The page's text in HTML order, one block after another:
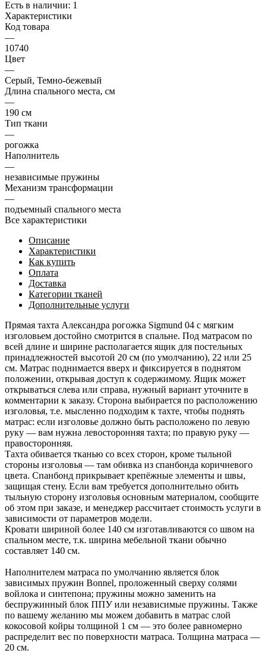
Есть в наличии: 1
Характеристики
Код товара
—
10740
Цвет
—
Серый, Темно-бежевый
Длина спального места, см
—
190 см
Тип ткани
—
рогожка
Наполнитель
—
независимые пружины
Механизм трансформации
—
подъемный спального места
Все характеристики
Описание
Характеристики
Как купить
Оплата
Доставка
Категории тканей
Дополнительные услуги
Прямая тахта Александра рогожка Sigmund 04 с мягким
изголовьем достойно смотрится в спальне. Под матрасом по
всей длине и ширине располагается ящик для постельных
принадлежностей высотой 20 см (по умолчанию), 22 или 25
см. Матрас поднимается вверх и фиксируется в поднятом
положении, открывая доступ к содержимому. Ящик может
открываться слева или справа, нужный вариант уточните в
комментарии к заказу. Сторона выбирается по расположению
изголовья, т.е. мысленно подходим к тахте, чтобы поднять
матрас: если изголовье должно быть расположено по левую
руку — вам нужна левосторонняя тахта; по правую руку —
правосторонняя.
Тахта обивается тканью со всех сторон, кроме тыльной
стороны изголовья — там обивка из спанбонда коричневого
цвета. Спанбонд прикрывает крепёжные элементы и швы,
защищая стену. Если вам требуется дополнительно обить
тыльную сторону изголовья основным материалом, сообщите
об этом при заказе, и менеджер рассчитает стоимость услуги в
зависимости от параметров модели.
Кровати шириной более 140 см изготавливаются со швом на
спальном месте, т.к. ширина мебельной ткани обычно
составляет 140 см.
Наполнителем матраса по умолчанию является блок
зависимых пружин Bonnel, проложенный сверху солями
войлока и синтепона; пружины можно заменить на
беспружинный блок ППУ или независимые пружины. Также
по вашему желанию мы можем добавить в матрас слой
кокосовой койры толщиной 1 см — это более равномерно
распределит вес по поверхности матраса. Толщина матраса —
20 см.